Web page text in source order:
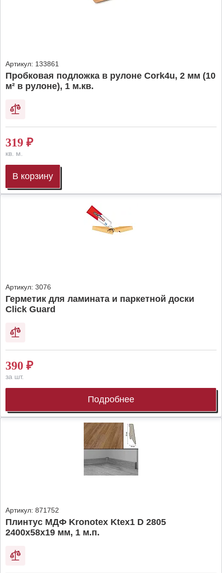
Артикул: 133861
Пробковая подложка в рулоне Cork4u, 2 мм (10
м² в рулоне), 1 м.кв.
319 ₽
кв. м.
В корзину
Артикул: 3076
Герметик для ламината и паркетной доски
Click Guard
390 ₽
за шт.
Подробнее
Артикул: 871752
Плинтус МДФ Kronotex Ktex1 D 2805
2400x58x19 мм, 1 м.п.